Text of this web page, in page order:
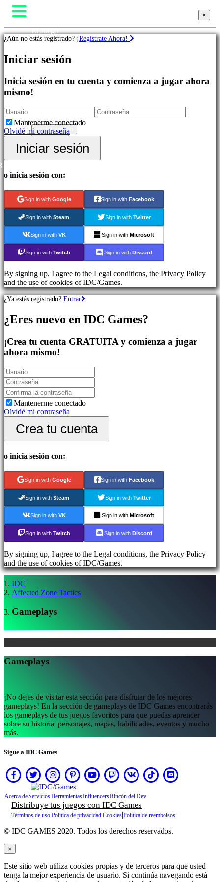
Juegos
Destacados
Novedades
to
Play
Juegos
de
Aventura
Juegos
Estrategia
MMO
Juegos
RPG
Juegos
de
deportes
Juegos
de
Acción
Shooters
Comunidad
Gameplay
In-
Noticias
Media
Guías
Foros
IDC
Plays
Soporte
FAQ
Cuenta
Regístrate
Iniciar
sesión
Olvidé
mi
contraseña
AR
BS
CS
DA
DE
EL
EN
FI
HR
IT
JA
KO
NL
RO
RU
SR
SV
TH
UK
ZH
El
Juego
El
In-
Game
El Juego
Gameplay
Noticias
Soporte
Foros
Iniciar sesión
×
¿Aún no estás registrado? ¡Regístrate Ahora!
Iniciar sesión
Inicia sesión en tu cuenta y comienza a jugar ahora
mismo!
Mantenerme conectado
Olvidé mi contraseña
Iniciar sesión
o inicia sesión con:
Sign in with Google Sign in with Facebook
Sign in with Steam Sign in with Twitter
Sign in with VK Sign in with Microsoft
Sign in with Twitch Sign in with Discord
By signing up, I agree to the Legal conditions, the Privacy Policy
and the use of cookies of IDC/Games.
×
¿Ya estás registrado? Entrar
¿Eres nuevo en IDC Games?
¡Crea tu cuenta GRATUITA y comienza a jugar
ahora mismo!
Mantenerme conectado
Olvidé mi contraseña
Crea tu cuenta
o inicia sesión con:
Sign in with Google Sign in with Facebook
Sign in with Steam Sign in with Twitter
Sign in with VK Sign in with Microsoft
Sign in with Twitch Sign in with Discord
By signing up, I agree to the Legal conditions, the Privacy Policy
and the use of cookies of IDC/Games.
IDC
Affected Zone Tactics
Gameplays
Gameplays
¡No dejes de visitar esta sección para disfrutar de los mejores
gameplays! En la sección de gameplays de IDC Games encontrarás
los gameplays de tus juegos favoritos para que puedas aprender
sobre su historia, personajes, mapas, habilidades, eventos y mucho
más.
Sigue a IDC Games
Acerca deServiciosHerramientasInfluencersRincón del Dev
Distribuye tus juegos con IDC Games
Términos de uso|Política de privacidad|Cookies|Política de reembolsos
© IDC GAMES 2020. Todos los derechos reservados.
×
Este sitio web utiliza cookies propias y de terceros para que usted
tenga la mejor experiencia de usuario. Si continúa navegando está